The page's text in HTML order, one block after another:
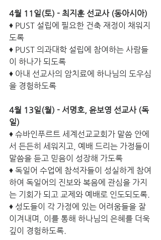
4월 11일(토) - 최지훈 선교사 (동아시아)
♦ PUST 설립에 필요한 건축 재정이 채워지
도록
♦ PUST 의과대학 설립에 참여하는 사람들
이 하나가 되도록
♦ 아내 선교사의 암치료에 하나님의 도우심
을 경험하도록
4월 13일(월) - 서명호, 윤보영 선교사 (독
일)
♦ 슈바인푸르트 세계선교교회가 말씀 안에
서 든든히 세워지고, 예배 드리는 가정들이
말씀을 듣고 믿음이 성장해 가도록
♦ 독일어 수업에 참석자들이 성실하게 참여
하여 독일어의 진보와 복음에 관심을 가지
는 기회가 되고 교제와 예배로 인도되도록.
♦ 성도들이 각 가정에 있는 어려움들을 잘
이겨내며, 이를 통해 하나님의 은혜를 더욱
깊이 경험하도록.